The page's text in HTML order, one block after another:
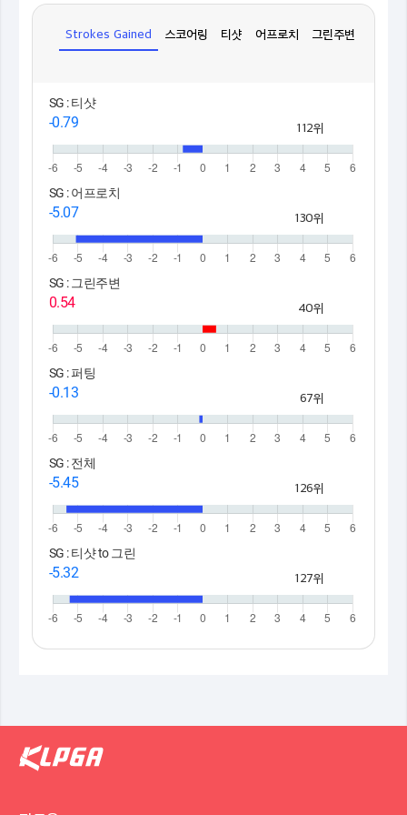
Strokes Gained 스코어링 티샷 어프로치 그린주변
SG : 티샷
-0.79 112위
SG : 어프로치
-5.07 130위
SG : 그린주변
0.54 40위
SG : 퍼팅
-0.13 67위
SG : 전체
-5.45 126위
SG : 티샷 to 그린
-5.32 127위